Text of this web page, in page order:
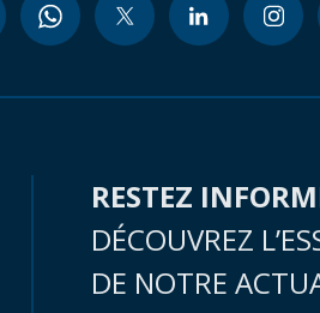
RESTEZ
DÉCOUVREZ
DE NOTRE